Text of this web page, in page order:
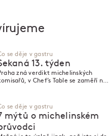
se děje v gastru
13. týden
zná verdikt michelinských
v Chef’s Table se zaměří na
se děje v gastru
mýtů o michelinském